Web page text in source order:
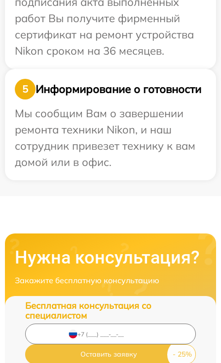
работ Вы получите фирменный
сертификат на ремонт устройства
Nikon сроком на 36 месяцев.
5
Информирование о готовности
Мы сообщим Вам о завершении
ремонта техники Nikon, и наш
сотрудник привезет технику к вам
домой или в офис.
Нужна консультация?
Закажите бесплатную консультацию
Бесплатная консультация со
специалистом
Оставить заявку